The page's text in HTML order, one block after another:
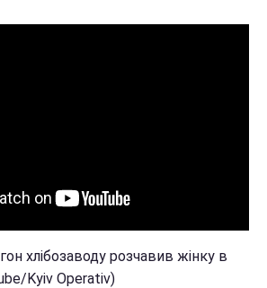
хлібозаводу розчавив жінку в
Kyiv Operativ)